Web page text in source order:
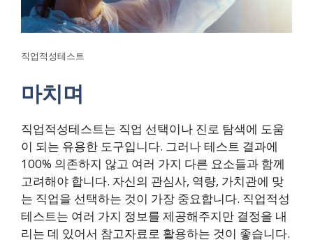
직업적성테스트
마치며
직업적성테스트는 직업 선택이나 진로 탐색에 도움
이 되는 유용한 도구입니다. 그러나 테스트 결과에
100% 의존하지 않고 여러 가지 다른 요소들과 함께
고려해야 합니다. 자신의 관심사, 역량, 가치관에 맞
는 직업을 선택하는 것이 가장 중요합니다. 직업적성
테스트는 여러 가지 정보를 제공해주지만 결정을 내
리는 데 있어서 참고자료로 활용하는 것이 좋습니다.